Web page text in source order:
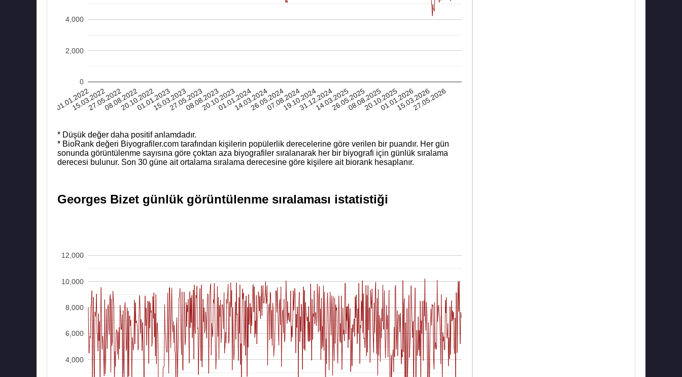
01.01.2022
15.03.2022
27.05.2022
08.08.2022
20.10.2022
01.01.2023
15.03.2023
27.05.2023
08.08.2023
20.10.2023
01.01.2024
14.03.2024
26.05.2024
07.08.2024
19.10.2024
31.12.2024
14.03.2025
26.05.2025
08.08.2025
20.10.2025
01.01.2026
15.03.2026
27.05.2026
0
2,000
4,000
* Düşük değer daha positif anlamdadır.
* BioRank değeri Biyografiler.com tarafından kişilerin popülerlik derecelerine göre verilen bir puandır. Her gün
sonunda görüntülenme sayısına göre çoktan aza biyografiler sıralanarak her bir biyografi için günlük sıralama
derecesi bulunur. Son 30 güne ait ortalama sıralama derecesine göre kişilere ait biorank hesaplanır.
Georges Bizet günlük görüntülenme sıralaması istatistiği
4,000
6,000
8,000
10,000
12,000